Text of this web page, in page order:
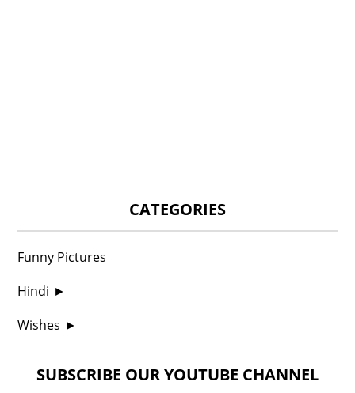
CATEGORIES
Funny Pictures
Hindi ►
Wishes ►
SUBSCRIBE OUR YOUTUBE CHANNEL